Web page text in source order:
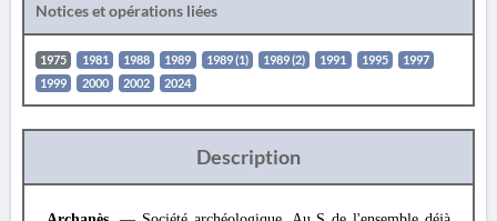
Notices et opérations liées
1975 1981 1988 1989 1989 (1) 1989 (2) 1991 1995
1997
1999
2000 2002 2024
Description